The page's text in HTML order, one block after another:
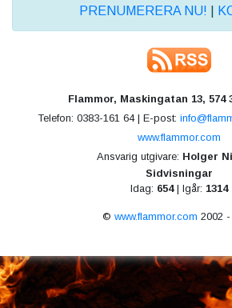
PRENUMERERA NU!
Flammor, Maskingatan 13, 574
Telefon: 0383-161 64 | E-post:
www.flammor.com
Ansvarig utgivare: Holger
Sidvisningar
Idag: 654| Igår: 1314
© www.flammor.com 2002